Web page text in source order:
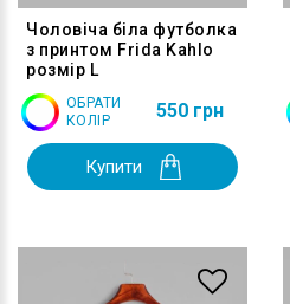
Чоловіча біла футболка
з принтом Frida Kahlo
розмір L
ОБРАТИ
КОЛІР
550 грн
Купити